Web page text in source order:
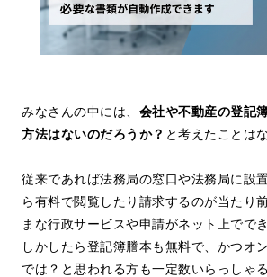
みなさんの中には、 会社や不動産の登記
方法はないのだろうか？ と考えたことは
従来であれば法務局の窓口や法務局に設
ら有料で閲覧したり請求するのが当たり
まな行政サービスや申請がネット上でで
しかしたら登記簿謄本も無料で、かつオ
では？と思われる方も一定数いらっしゃ